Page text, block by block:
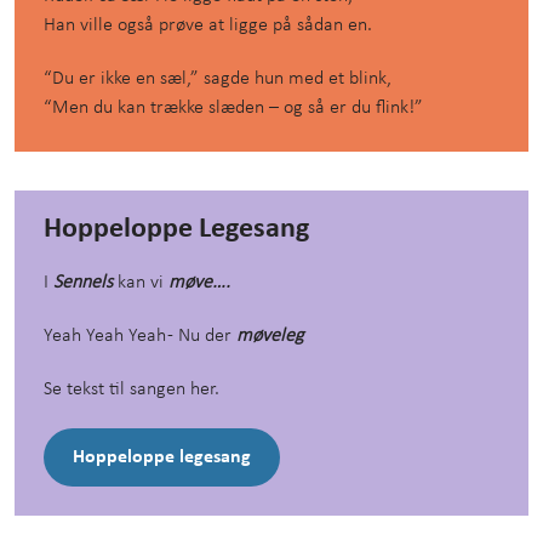
Han ville også prøve at ligge på sådan en.
“Du er ikke en sæl,” sagde hun med et blink,
“Men du kan trække slæden – og så er du flink!”
Hoppeloppe Legesang
Sennels kan vi møve….
Yeah Yeah Yeah - Nu der møveleg
Se tekst til sangen her.
Hoppeloppe legesang